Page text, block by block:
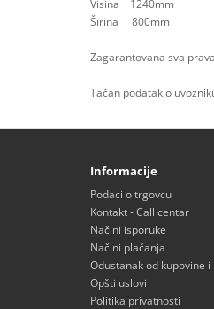
Visina 1240mm
Širina 800mm
Zagarantovana sva
Tačan podatak o
Informacije
Podaci o trgovcu
Kontakt - Call centar
Načini isporuke
Načini plaćanja
Odustanak od kupovine
Opšti uslovi
Politika privatnosti